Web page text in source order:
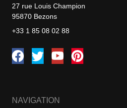
27 rue Louis Champion
95870 Bezons
+33 1 85 08 02 88
NAVIGATION